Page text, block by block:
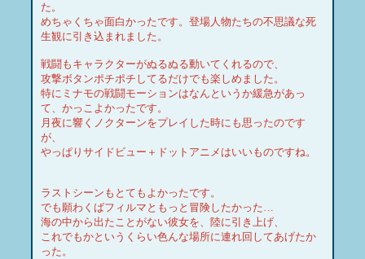
た。
めちゃくちゃ面白かったです。登場人物たちの不思議な死
生観に引き込まれました。
戦闘もキャラクターがぬるぬる動いてくれるので、
攻撃ボタンポチポチしてるだけでも楽しめました。
特にミナモの戦闘モーションはなんというか緩急があっ
て、かっこよかったです。
月夜に響くノクターンをプレイした時にも思ったのです
が、
やっぱりサイドビュー＋ドットアニメはいいものですね。
ラストシーンもとてもよかったです。
でも願わくばフィルマともっと冒険したかった…
海の中から出たことがない彼女を、陸に引き上げ、
これでもかというくらい色んな場所に連れ回してあげたか
った。